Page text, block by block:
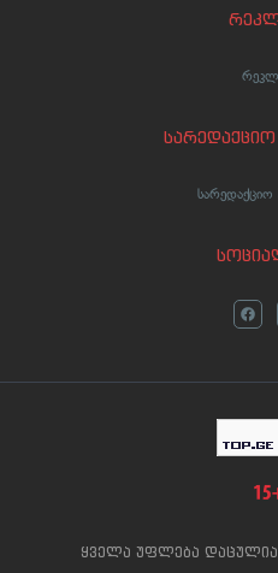
ყველა უფლება